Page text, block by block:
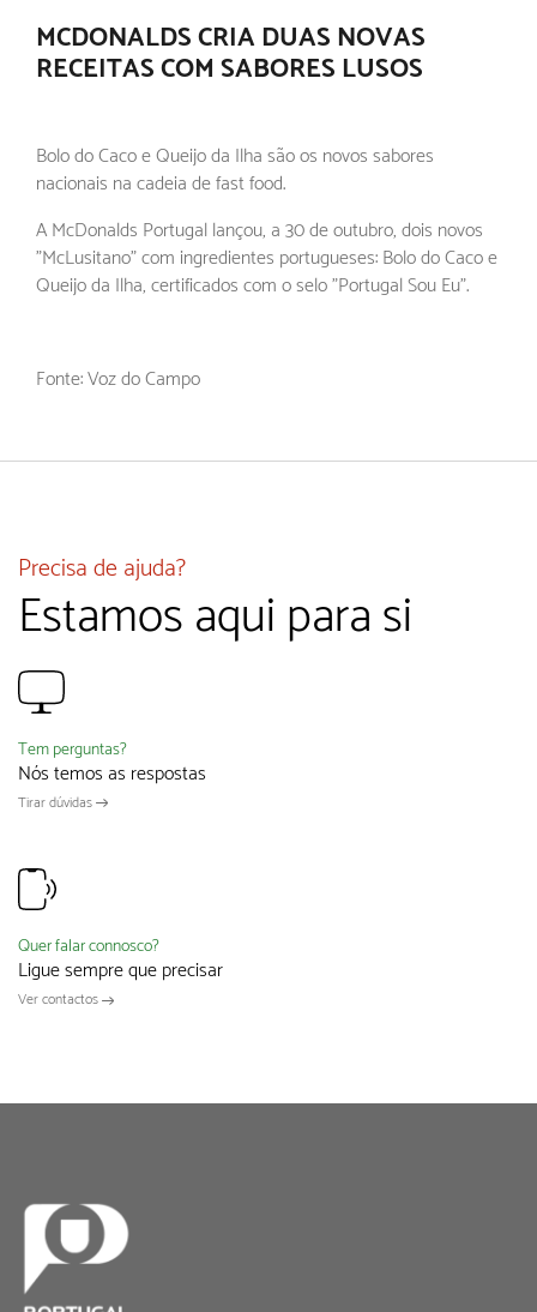
MCDONALDS CRIA DUAS NOVAS
RECEITAS COM SABORES LUSOS
Bolo do Caco e Queijo da Ilha são os novos sabores
nacionais na cadeia de fast food.
A McDonalds Portugal lançou, a 30 de outubro, dois novos
"McLusitano" com ingredientes portugueses: Bolo do Caco e
Queijo da Ilha, certificados com o selo "Portugal Sou Eu".
Fonte: Voz do Campo
Precisa de ajuda?
Estamos aqui para si
Tem perguntas?
Nós temos as respostas
Tirar dúvidas
Quer falar connosco?
Ligue sempre que precisar
Ver contactos